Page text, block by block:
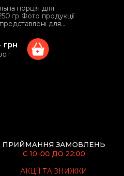
порція для
для
може відрізнятися
умов доставки.
грн
г +
ПРИЙМАННЯ ЗАМОВЛЕНЬ
С 10-00 ДО 22:00
АКЦІЇ ТА ЗНИЖКИ